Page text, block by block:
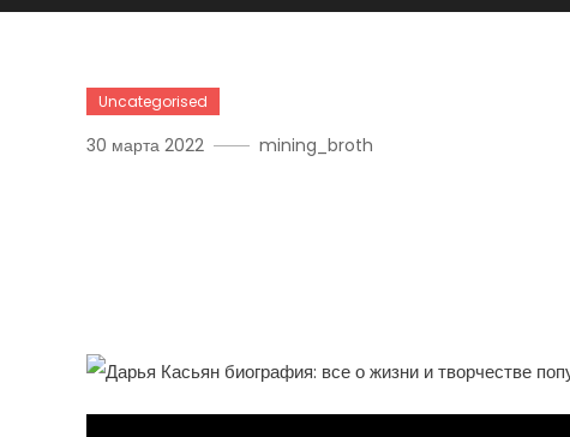
Uncategorised
30 марта 2022 mining_broth